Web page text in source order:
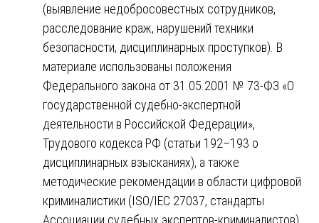
(выявление недобросовестных сотрудников,
расследование краж, нарушений техники
безопасности, дисциплинарных проступков). В
материале использованы положения
Федерального закона от 31.05.2001 № 73-ФЗ «О
государственной судебно-экспертной
деятельности в Российской Федерации»,
Трудового кодекса РФ (статьи 192–193 о
дисциплинарных взысканиях), а также
методические рекомендации в области цифровой
криминалистики (ISO/IEC 27037, стандарты
Ассоциации судебных экспертов-криминалистов).